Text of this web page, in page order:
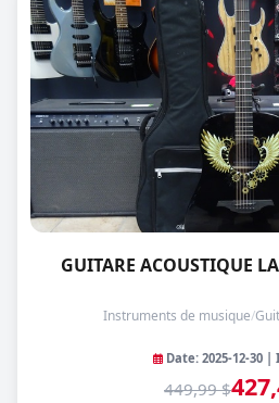
GUITARE ACOUSTIQUE
Instruments de musique/
Date: 2025-12-30 |
449,99 $